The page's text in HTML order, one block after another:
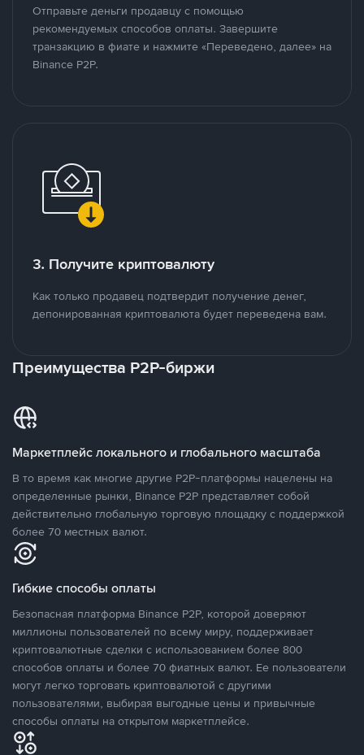
Отправьте деньги продавцу с помощью
рекомендуемых способов оплаты. Завершите
транзакцию в фиате и нажмите «Переведено, далее» на
Binance P2P.
3. Получите криптовалюту
Как только продавец подтвердит получение денег,
депонированная криптовалюта будет переведена вам.
Преимущества P2P-биржи
Маркетплейс локального и глобального масштаба
В то время как многие другие P2P-платформы нацелены на
определенные рынки, Binance P2P представляет собой
действительно глобальную торговую площадку с поддержкой
более 70 местных валют.
Гибкие способы оплаты
Безопасная платформа Binance P2P, которой доверяют
миллионы пользователей по всему миру, поддерживает
криптовалютные сделки с использованием более 800
способов оплаты и более 70 фиатных валют. Ее пользователи
могут легко торговать криптовалютой с другими
пользователями, выбирая выгодные цены и привычные
способы оплаты на открытом маркетплейсе.